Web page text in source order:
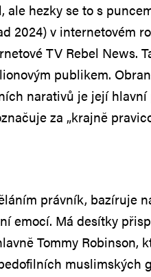
ale hezky se to s
2024) v internetovém
TV Rebel News.
publikem.
narativů je její hlavní
za „krajně
právník, bazíruje
emocí. Má desítky
Tommy Robinson,
muslimských